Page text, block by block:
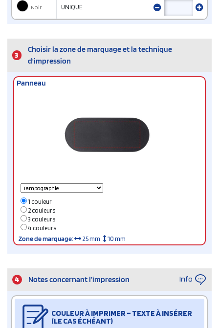
Noir UNIQUE
3
Choisir la zone de marquage et la technique
d'impression
Panneau
1 couleur
2 couleurs
3 couleurs
4 couleurs
Zone de marquage: 25 mm 10 mm
4 Notes concernant l’impression Info
COULEUR À IMPRIMER – TEXTE À INSÉRER
(LE CAS ÉCHÉANT)